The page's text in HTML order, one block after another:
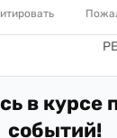
в курсе
событий!